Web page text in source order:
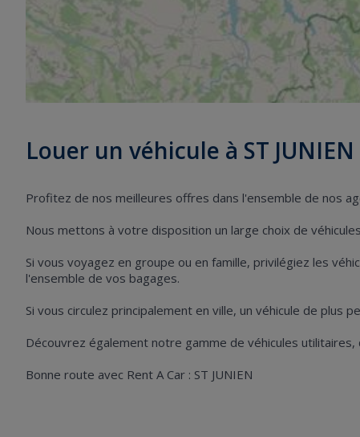
Louer un véhicule à ST JUNIEN
Profitez de nos meilleures offres dans l'ensemble de nos
Nous mettons à votre disposition un large choix de
Si vous voyagez en groupe ou en famille, privilégiez les
l'ensemble de vos bagages.
Si vous circulez principalement en ville, un véhicule de plus
Découvrez également notre gamme de véhicules utilitaires,
Bonne route avec Rent A Car : ST JUNIEN